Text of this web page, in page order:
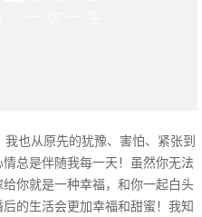
也从原先的犹豫、害怕、紧张到
总是伴随我每一天！虽然你无法
你就是一种幸福，和你一起白头
的生活会更加幸福和甜蜜！我知